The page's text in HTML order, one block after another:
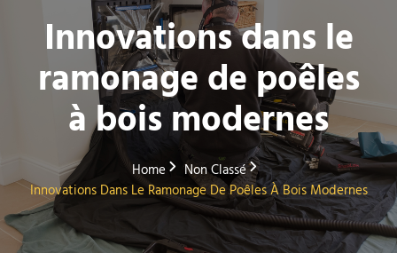
Innovations dans le
ramonage de poêles
à bois modernes
Home
Non Classé
Innovations Dans Le Ramonage De Poêles À Bois Modernes